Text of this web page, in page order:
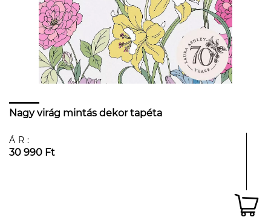
Nagy virág mintás dekor tapéta
ÁR:
30 990 Ft